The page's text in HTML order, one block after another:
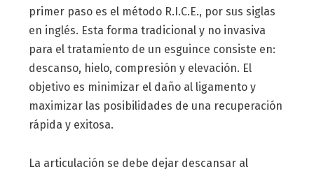
primer paso es el método R.I.C.E., por sus siglas
en inglés. Esta forma tradicional y no invasiva
para el tratamiento de un esguince consiste en:
descanso, hielo, compresión y elevación. El
objetivo es minimizar el daño al ligamento y
maximizar las posibilidades de una recuperación
rápida y exitosa.
La articulación se debe dejar descansar al